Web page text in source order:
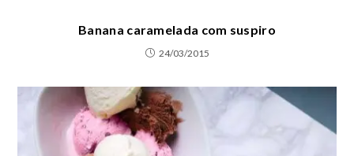
Banana caramelada com suspiro
24/03/2015